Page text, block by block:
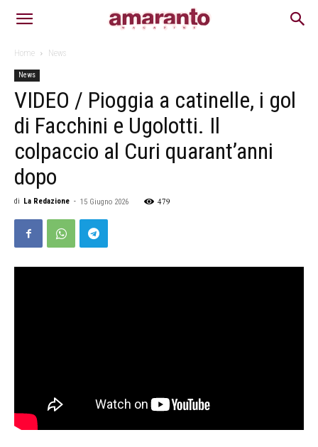
Home News
News
VIDEO / Pioggia a catinelle, i gol
di Facchini e Ugolotti. Il
colpaccio al Curi quarant’anni
dopo
di La Redazione - 15 Giugno 2026 479